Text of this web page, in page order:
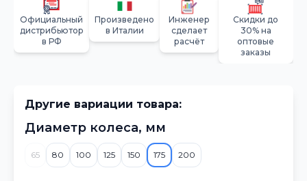
Официальный
дистрибьютор
в РФ
Произведено
в Италии
Инженер
сделает
расчёт
Скидки до
30% на
оптовые
заказы
Другие вариации товара:
Диаметр колеса, мм
65 80 100 125 150 175 200